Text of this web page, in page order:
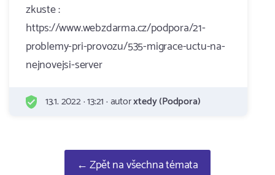
zkuste :
https://www.webzdarma.cz/podpora/21-
problemy-pri-provozu/535-migrace-uctu-na-
nejnovejsi-server
13.1. 2022 · 13:21 · autorxtedy (Podpora)
← Zpět na všechna témata